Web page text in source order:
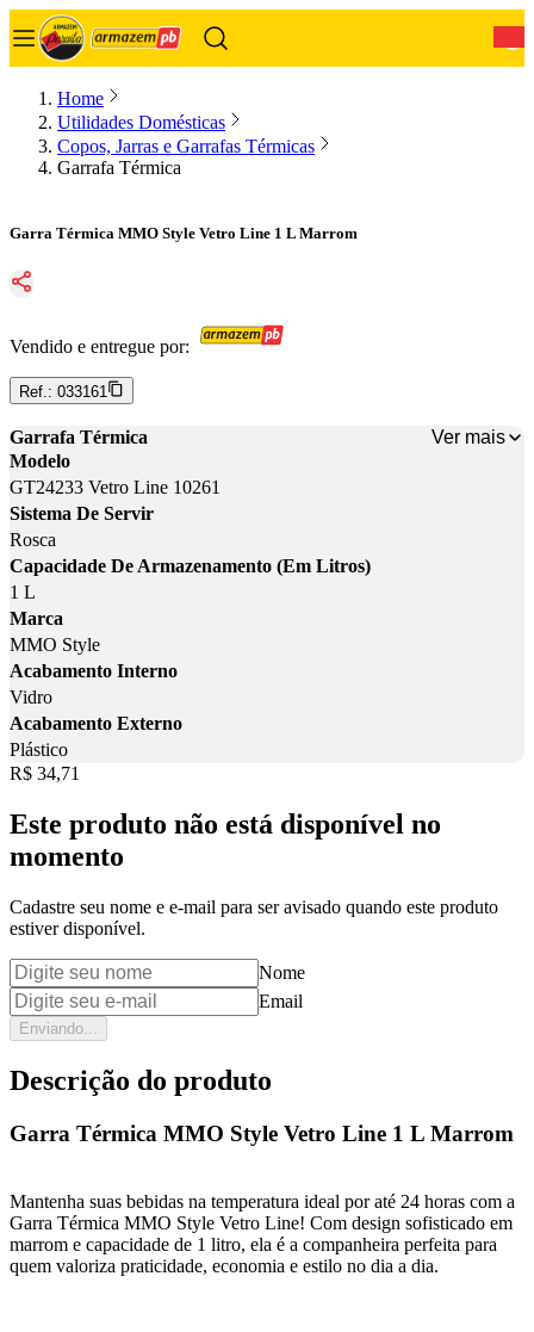
Home
Utilidades Domésticas
Copos, Jarras e Garrafas Térmicas
Garrafa Térmica
Garra Térmica MMO Style Vetro Line 1 L Marrom
Vendido e entregue por:
Ref.: 033161
Garrafa Térmica
Ver mais
Modelo
GT24233 Vetro Line 10261
Sistema De Servir
Rosca
Capacidade De Armazenamento (Em Litros)
1 L
Marca
MMO Style
Acabamento Interno
Vidro
Acabamento Externo
Plástico
Price:
R$ 34,71
Este produto não está disponível no
momento
Cadastre seu nome e e-mail para ser avisado quando este produto
estiver disponível.
Nome
Email
Enviando...
Descrição do produto
Garra Térmica MMO Style Vetro Line 1 L Marrom
Mantenha suas bebidas na temperatura ideal por até 24 horas com a
Garra Térmica MMO Style Vetro Line! Com design sofisticado em
marrom e capacidade de 1 litro, ela é a companheira perfeita para
quem valoriza praticidade, economia e estilo no dia a dia.